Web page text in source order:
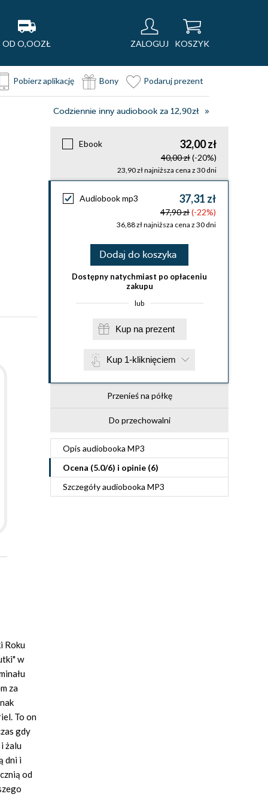
OD O,OOZŁ ZALOGUJ KOSZYK
Pobierz aplikację Bony Podaruj prezent
Codziennie inny audiobook za 12,90zł
Ebook 32,00 zł
40,00 zł(-20%)
23,90 zł najniższa cena z 30 dni
Audiobook mp3 37,31 zł
47,90 zł(-22%)
36,88 zł najniższa cena z 30 dni
Dodaj do koszyka
Dostępny natychmiast po opłaceniu
zakupu
lub
Kup na prezent
Kup 1-kliknięciem
Przenieś na półkę
Do przechowalni
Opis audiobooka MP3
Ocena (5.0/6) i opinie (6)
Szczegółyaudiobooka MP3
Roku
w
za
To on
gdy
żalu
dni i
od